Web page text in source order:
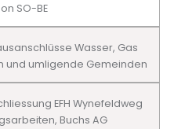
SO-BE
Wasser, Gas
und umligende Gemeinden
EFH Wynefeldweg
Buchs AG